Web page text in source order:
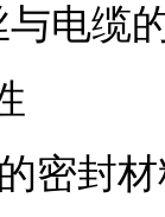
电缆
密封